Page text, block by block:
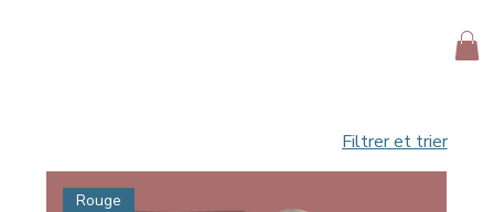
Filtrer et trier
Rouge